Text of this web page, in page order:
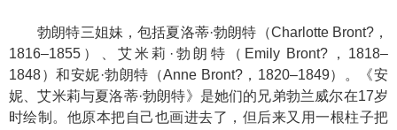
勃朗特三姐妹，包括夏洛蒂·勃朗特（Charlotte Bront?，
1816–1855）、艾米莉·勃朗特（Emily Bront?，1818–
1848）和安妮·勃朗特（Anne Bront?，1820–1849）。《安
妮、艾米莉与夏洛蒂·勃朗特》是她们的兄弟勃兰威尔在17岁
时绘制。他原本把自己也画进去了，但后来又用一根柱子把